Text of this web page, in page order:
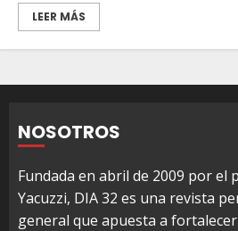
LEER MÁS
NOSOTROS
Fundada en abril de 2009 por el
Yacuzzi, DIA 32 es una revista
general que apuesta a